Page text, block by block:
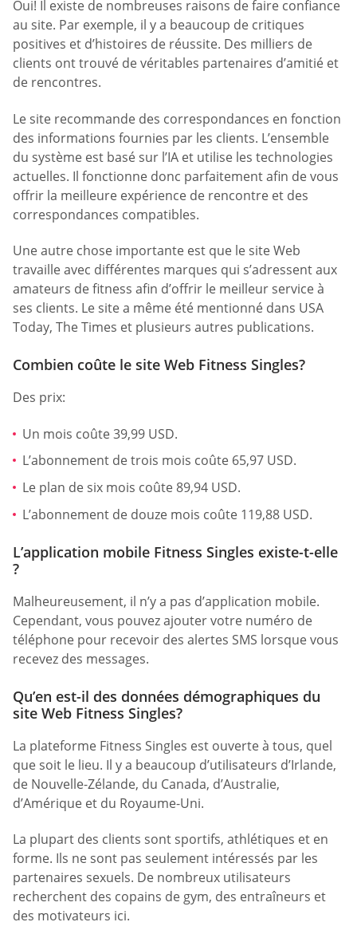
Oui! Il existe de nombreuses raisons de faire confiance
au site. Par exemple, il y a beaucoup de critiques
positives et d’histoires de réussite. Des milliers de
clients ont trouvé de véritables partenaires d’amitié et
de rencontres.
Le site recommande des correspondances en fonction
des informations fournies par les clients. L’ensemble
du système est basé sur l’IA et utilise les technologies
actuelles. Il fonctionne donc parfaitement afin de vous
offrir la meilleure expérience de rencontre et des
correspondances compatibles.
Une autre chose importante est que le site Web
travaille avec différentes marques qui s’adressent aux
amateurs de fitness afin d’offrir le meilleur service à
ses clients. Le site a même été mentionné dans USA
Today, The Times et plusieurs autres publications.
Combien coûte le site Web Fitness Singles?
Des prix:
Un mois coûte 39,99 USD.
L’abonnement de trois mois coûte 65,97 USD.
Le plan de six mois coûte 89,94 USD.
L’abonnement de douze mois coûte 119,88 USD.
L’application mobile Fitness Singles existe-t-elle
?
Malheureusement, il n’y a pas d’application mobile.
Cependant, vous pouvez ajouter votre numéro de
téléphone pour recevoir des alertes SMS lorsque vous
recevez des messages.
Qu’en est-il des données démographiques du
site Web Fitness Singles?
La plateforme Fitness Singles est ouverte à tous, quel
que soit le lieu. Il y a beaucoup d’utilisateurs d’Irlande,
de Nouvelle-Zélande, du Canada, d’Australie,
d’Amérique et du Royaume-Uni.
La plupart des clients sont sportifs, athlétiques et en
forme. Ils ne sont pas seulement intéressés par les
partenaires sexuels. De nombreux utilisateurs
recherchent des copains de gym, des entraîneurs et
des motivateurs ici.